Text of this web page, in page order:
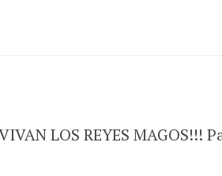
LOS REYES MAGOS!!!